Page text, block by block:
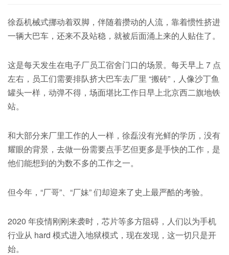
徐磊机械式挪动着双脚，伴随着攒动的人流，靠着惯性挤进
一辆大巴车，还来不及站稳，就被后面涌上来的人贴住了。
这是每天发生在电子厂员工宿舍门口的场景。每天早上 7 点
左右，员工们需要排队挤大巴车去厂里 “搬砖”，人像沙丁鱼
罐头一样，动弹不得，场面堪比工作日早上北京西二旗地铁
站。
和大部分来厂里工作的人一样，徐磊没有光鲜的学历，没有
耀眼的背景，去做一份需要点手艺但更多是手快的工作，是
他们能想到的为数不多的工作之一。
但今年，“厂哥”、“厂妹” 们却迎来了史上最严酷的考验。
2020 年疫情刚刚来袭时，芯片等多方阻碍，人们以为手机
行业从 hard 模式进入地狱模式，现在发现，这一切只是开
始。